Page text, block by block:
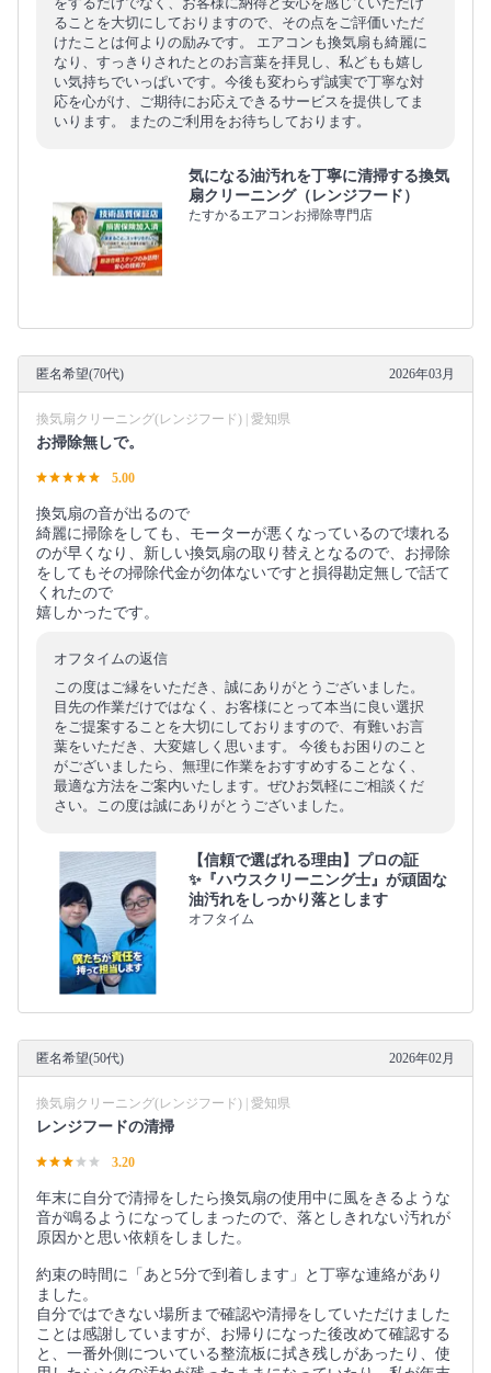
ることを大切にしておりますので、その点をご評価いただ
けたことは何よりの励みです。 エアコンも換気扇も綺麗に
なり、すっきりされたとのお言葉を拝見し、私どもも嬉し
い気持ちでいっぱいです。今後も変わらず誠実で丁寧な対
応を心がけ、ご期待にお応えできるサービスを提供してま
いります。 またのご利用をお待ちしております。
気になる油汚れを丁寧に清掃する換気
扇クリーニング（レンジフード）
たすかるエアコンお掃除専門店
匿名希望(70代) 2026年03月
換気扇クリーニング(レンジフード) | 愛知県
お掃除無しで。
5.00
換気扇の音が出るので
綺麗に掃除をしても、モーターが悪くなっているので壊れる
のが早くなり、新しい換気扇の取り替えとなるので、お掃除
をしてもその掃除代金が勿体ないですと損得勘定無しで話て
くれたので
嬉しかったです。
オフタイムの返信
この度はご縁をいただき、誠にありがとうございました。
目先の作業だけではなく、お客様にとって本当に良い選択
をご提案することを大切にしておりますので、有難いお言
葉をいただき、大変嬉しく思います。 今後もお困りのこと
がございましたら、無理に作業をおすすめすることなく、
最適な方法をご案内いたします。ぜひお気軽にご相談くだ
さい。この度は誠にありがとうございました。
【信頼で選ばれる理由】プロの証
✨『ハウスクリーニング士』が頑固な
油汚れをしっかり落とします
オフタイム
匿名希望(50代) 2026年02月
換気扇クリーニング(レンジフード) | 愛知県
レンジフードの清掃
3.20
年末に自分で清掃をしたら換気扇の使用中に風をきるような
音が鳴るようになってしまったので、落としきれない汚れが
原因かと思い依頼をしました。
約束の時間に「あと5分で到着します」と丁寧な連絡があり
ました。
自分ではできない場所まで確認や清掃をしていただけました
ことは感謝していますが、お帰りになった後改めて確認する
と、一番外側についている整流板に拭き残しがあったり、使